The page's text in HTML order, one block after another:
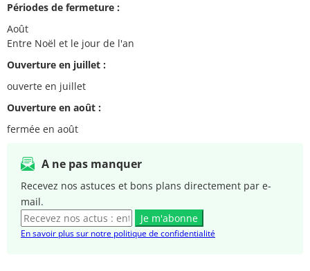
Périodes de fermeture :
Août
Entre Noël et le jour de l'an
Ouverture en juillet :
ouverte en juillet
Ouverture en août :
fermée en août
A ne pas manquer
Recevez nos astuces et bons plans directement par e-
mail.
Je m'abonne
En savoir plus sur notre politique de confidentialité